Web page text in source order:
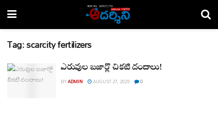
Tag:scarcity fertilizers
ఎరువుల బజార్లో చీకటి దందాలు!
BYADMIN AUGUST 27, 2025 0